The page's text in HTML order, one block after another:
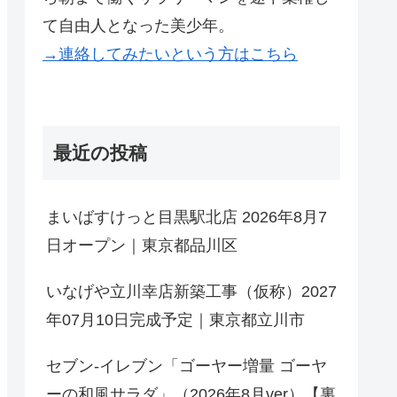
て自由人となった美少年。
→連絡してみたいという方はこちら
最近の投稿
まいばすけっと目黒駅北店 2026年8月7
日オープン｜東京都品川区
いなげや立川幸店新築工事（仮称）2027
年07月10日完成予定｜東京都立川市
セブン-イレブン「ゴーヤー増量 ゴーヤ